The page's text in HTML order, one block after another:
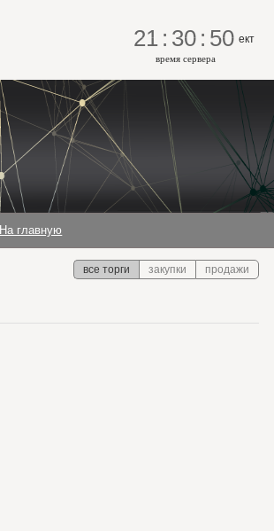
21 : 30 : 51 ект
время сервера
На главную
все торги закупки продажи